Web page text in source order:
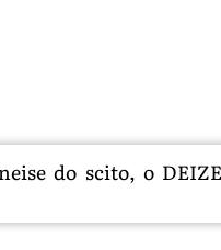
do scito, o